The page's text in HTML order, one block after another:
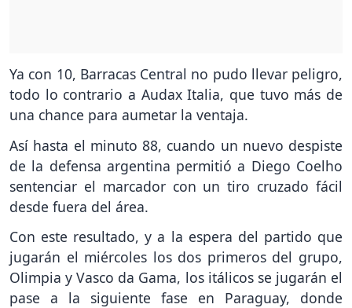
Ya con 10, Barracas Central no pudo llevar peligro,
todo lo contrario a Audax Italia, que tuvo más de
una chance para aumetar la ventaja.
Así hasta el minuto 88, cuando un nuevo despiste
de la defensa argentina permitió a Diego Coelho
sentenciar el marcador con un tiro cruzado fácil
desde fuera del área.
Con este resultado, y a la espera del partido que
jugarán el miércoles los dos primeros del grupo,
Olimpia y Vasco da Gama, los itálicos se jugarán el
pase a la siguiente fase en Paraguay, donde